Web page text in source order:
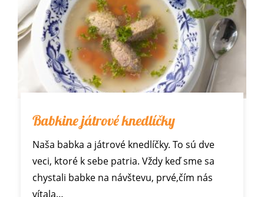
Babkine játrové knedlíčky
Naša babka a játrové knedlíčky. To sú dve
veci, ktoré k sebe patria. Vždy keď sme sa
chystali babke na návštevu, prvé,čím nás
vítala…